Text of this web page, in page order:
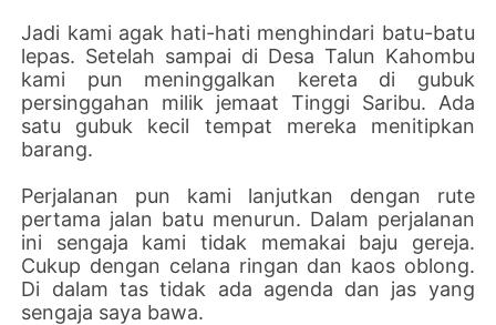
Jadi kami agak hati-hati menghindari batu-batu
lepas. Setelah sampai di Desa Talun Kahombu
kami pun meninggalkan kereta di gubuk
persinggahan milik jemaat Tinggi Saribu. Ada
satu gubuk kecil tempat mereka menitipkan
barang.
Perjalanan pun kami lanjutkan dengan rute
pertama jalan batu menurun. Dalam perjalanan
ini sengaja kami tidak memakai baju gereja.
Cukup dengan celana ringan dan kaos oblong.
Di dalam tas tidak ada agenda dan jas yang
sengaja saya bawa.